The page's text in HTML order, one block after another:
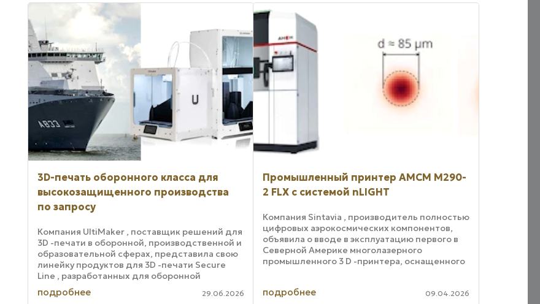
3D-печать оборонного класса для
высокозащищенного производства
по запросу
Компания UltiMaker , поставщик решений для
3D -печати в оборонной, производственной и
образовательной сферах, представила свою
линейку продуктов для 3D -печати Secure
Line , разработанных для оборонной
промышленности и сред с высоким уровнем
...
подробнее 29.06.2026
Промышленный принтер AMCM M290-
2 FLX с системой nLIGHT
Компания Sintavia , производитель полностью
цифровых аэрокосмических компонентов,
объявила о вводе в эксплуатацию первого в
Северной Америке многолазерного
промышленного 3 D -принтера, оснащенного
подробнее 09.04.2026